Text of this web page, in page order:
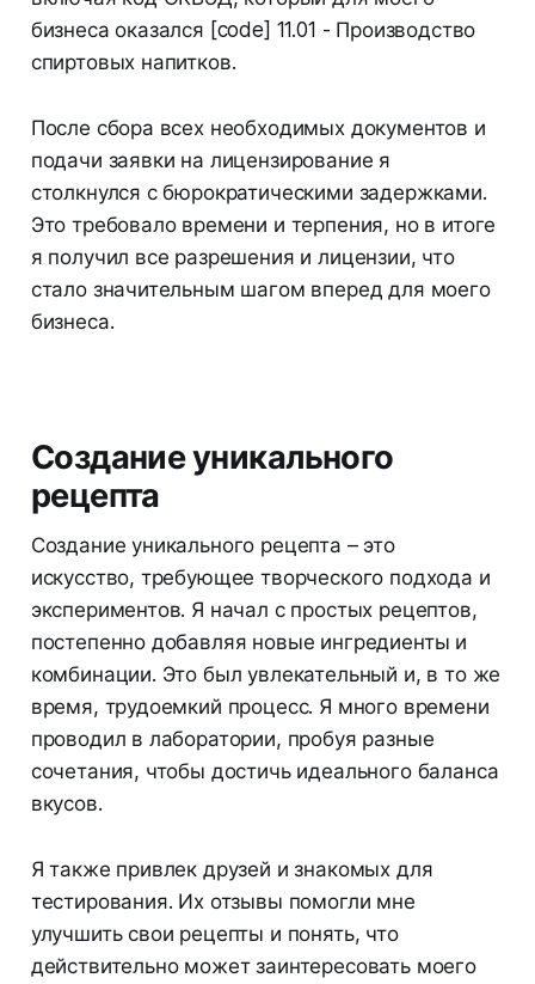
бизнеса оказался [code] 11.01 - Производство
спиртовых напитков.
После сбора всех необходимых документов и
подачи заявки на лицензирование я
столкнулся с бюрократическими задержками.
Это требовало времени и терпения, но в итоге
я получил все разрешения и лицензии, что
стало значительным шагом вперед для моего
бизнеса.
Создание уникального
рецепта
Создание уникального рецепта – это
искусство, требующее творческого подхода и
экспериментов. Я начал с простых рецептов,
постепенно добавляя новые ингредиенты и
комбинации. Это был увлекательный и, в то же
время, трудоемкий процесс. Я много времени
проводил в лаборатории, пробуя разные
сочетания, чтобы достичь идеального баланса
вкусов.
Я также привлек друзей и знакомых для
тестирования. Их отзывы помогли мне
улучшить свои рецепты и понять, что
действительно может заинтересовать моего